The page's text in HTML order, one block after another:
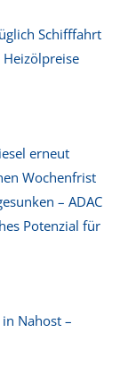
Schifffahrt
erneut
Wochenfrist
– ADAC
Potenzial für
Nahost –